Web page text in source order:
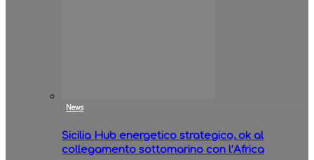
News
Sicilia Hub energetico strategico, ok al
collegamento sottomarino con l’Africa